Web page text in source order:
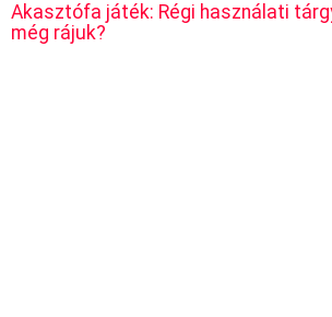
Akasztófa játék: Régi használati
még rájuk?